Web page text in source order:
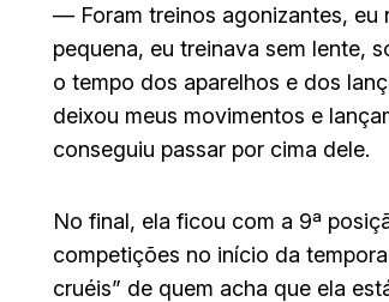
— Foram treinos agonizantes, eu
pequena, eu treinava sem lente,
o tempo dos aparelhos e dos
deixou meus movimentos e
conseguiu passar por cima dele.
No final, ela ficou com a 9ª
competições no início da
cruéis” de quem acha que ela